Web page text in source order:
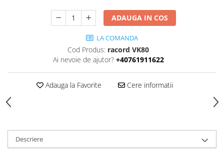
ADAUGA IN COS
LA COMANDA
Cod Produs: racord VK80
Ai nevoie de ajutor? +40761911622
Adauga la Favorite Cere informatii
Descriere